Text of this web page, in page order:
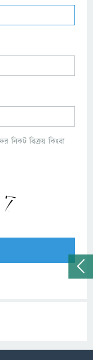
নিকট বিক্রয় কিংবা